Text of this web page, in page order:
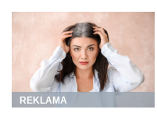
REKLAMA